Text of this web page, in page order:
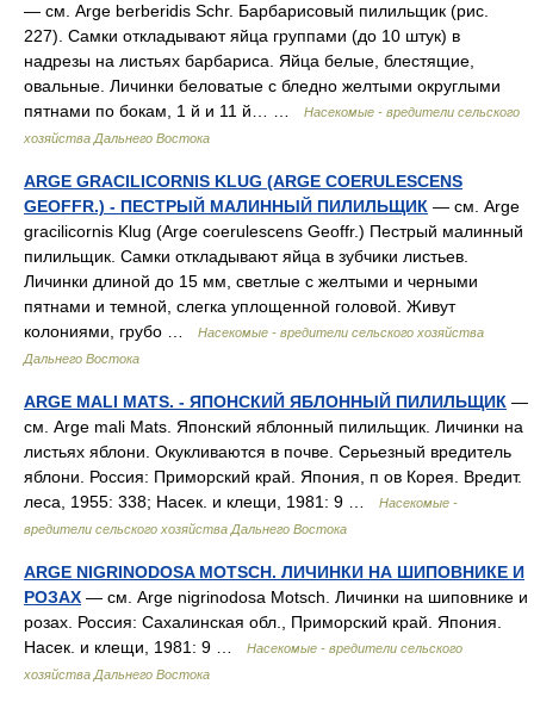
— см. Arge berberidis Schr. Барбарисовый пилильщик (рис.
227). Самки откладывают яйца группами (до 10 штук) в
надрезы на листьях барбариса. Яйца белые, блестящие,
овальные. Личинки беловатые с бледно желтыми округлыми
пятнами по бокам, 1 й и 11 й… …
Насекомые - вредители сельского
хозяйства Дальнего Востока
ARGE GRACILICORNIS KLUG (ARGE COERULESCENS
GEOFFR.) - ПЕСТРЫЙ МАЛИННЫЙ ПИЛИЛЬЩИК — см. Arge
gracilicornis Klug (Arge coerulescens Geoffr.) Пестрый малинный
пилильщик. Самки откладывают яйца в зубчики листьев.
Личинки длиной до 15 мм, светлые с желтыми и черными
пятнами и темной, слегка уплощенной головой. Живут
колониями, грубо …
Насекомые - вредители сельского хозяйства
Дальнего Востока
ARGE MALI MATS. - ЯПОНСКИЙ ЯБЛОННЫЙ ПИЛИЛЬЩИК —
см. Arge mali Mats. Японский яблонный пилильщик. Личинки на
листьях яблони. Окукливаются в почве. Серьезный вредитель
яблони. Россия: Приморский край. Япония, п ов Корея. Вредит.
леса, 1955: 338; Насек. и клещи, 1981: 9 …
Насекомые -
вредители сельского хозяйства Дальнего Востока
ARGE NIGRINODOSA MOTSCH. ЛИЧИНКИ НА ШИПОВНИКЕ И
РОЗАХ — см. Arge nigrinodosa Motsch. Личинки на шиповнике и
розах. Россия: Сахалинская обл., Приморский край. Япония.
Насек. и клещи, 1981: 9 …
Насекомые - вредители сельского
хозяйства Дальнего Востока